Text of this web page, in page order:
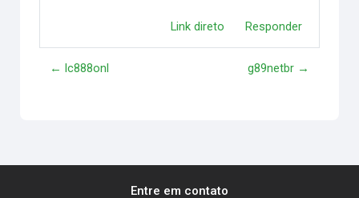
Link direto Responder
← lc888onl g89netbr →
Entre em contato